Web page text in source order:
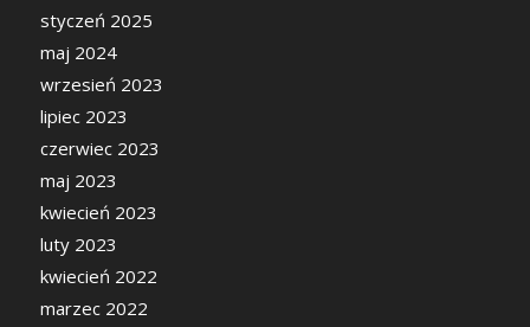
styczeń 2025
maj 2024
wrzesień 2023
lipiec 2023
czerwiec 2023
maj 2023
kwiecień 2023
luty 2023
kwiecień 2022
marzec 2022